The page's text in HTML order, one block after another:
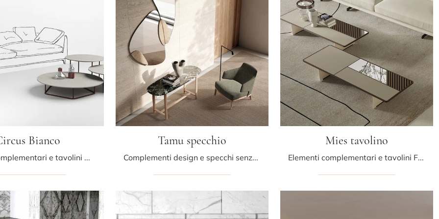
Bianco
Elementi complementari e tavolini Minotti Italia: scopri come valorizzare i tuoi interni moderni con il modello Circus Bianco.
Tamu specchio
Complementi design e specchi senza cornice: scopri di più sul modello Tamu specchio di Frigerio e potrai arricchire i tuoi locali.
Mies tavolino
Elementi complementari e tavolini Frigerio: scopri come valorizzare i tuoi spazi design con il modello Mies tavolino.